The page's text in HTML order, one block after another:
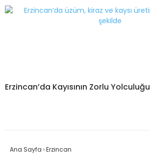
Erzincan’da Kayısının Zorlu Yolculuğu
Ana Sayfa ›Erzincan